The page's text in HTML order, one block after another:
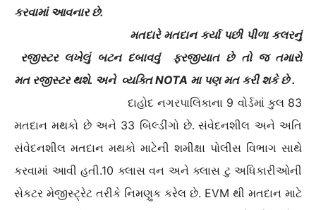
કરવામાં આવનાર છે.
મતદારે મતદાન કર્યા પછી પીળા કલરનું
રજીસ્ટર લખેલું બટન દબાવવું ફરજીયાત છે તો જ તમારો
મત રજીસ્ટર થશે. અને વ્યક્તિ NOTA મા પણ મત કરી શકે છે .
દાહોદ નગરપાલિકાના 9 વોર્ડમાં કુલ 83
મતદાન મથકો છે અને 33 બિલ્ડીંગો છે. સંવેદનશીલ અને અતિ
સંવેદનશીલ મતદાન મથકો માટેની શમીક્ષા પોલીસ વિભાગ સાથે
કરવામાં આવી હતી.10 ક્લાસ વન અને ક્લાસ ટુ અધિકારીઓની
સેકટર મેજીસ્ટ્રેટ તરીકે નિમણુક કરેલ છે. EVM થી મતદાન માટે